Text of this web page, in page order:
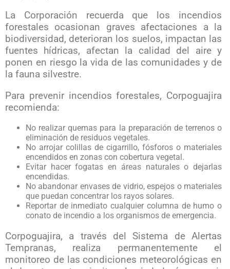
La Corporación recuerda que los incendios
forestales ocasionan graves afectaciones a la
biodiversidad, deterioran los suelos, impactan las
fuentes hídricas, afectan la calidad del aire y
ponen en riesgo la vida de las comunidades y de
la fauna silvestre.
Para prevenir incendios forestales, Corpoguajira
recomienda:
No realizar quemas para la preparación de terrenos o
eliminación de residuos vegetales.
No arrojar colillas de cigarrillo, fósforos o materiales
encendidos en zonas con cobertura vegetal.
Evitar hacer fogatas en áreas naturales o dejarlas
encendidas.
No abandonar envases de vidrio, espejos o materiales
que puedan concentrar los rayos solares.
Reportar de inmediato cualquier columna de humo o
conato de incendio a los organismos de emergencia.
Corpoguajira, a través del Sistema de Alertas
Tempranas, realiza permanentemente el
monitoreo de las condiciones meteorológicas en